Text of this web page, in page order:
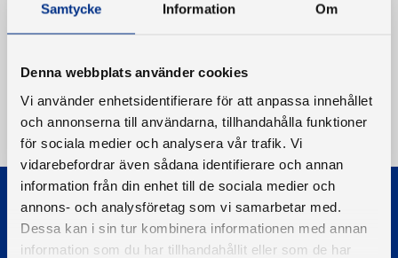
Samtycke Information Om
Denna webbplats använder cookies
Vi använder enhetsidentifierare för att anpassa innehållet
och annonserna till användarna, tillhandahålla funktioner
för sociala medier och analysera vår trafik. Vi
vidarebefordrar även sådana identifierare och annan
information från din enhet till de sociala medier och
annons- och analysföretag som vi samarbetar med.
Dessa kan i sin tur kombinera informationen med annan
information som du har tillhandahållit eller som de har